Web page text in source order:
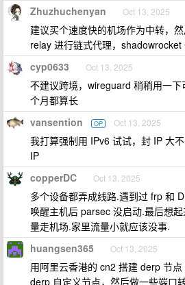
Zhuzhuchenyan Oct 13, 2025
建议买个速度快的机场作为中转，
relay 进行链式代理，shadowrocket
cyp0633 Oct 13, 2025
不建议跨境，wireguard 稍稍用一
个月都算长
vansention OP Oct 13, 2025
我打算强制用 IPv6 试试，封 IP 大
IP
copperDC Oct 13, 2025
多个设备都弄成线路.遇到过 frp 和
唤醒主机后 parsec 没启动.最后想
量走机场.家里流量小就应该没事.
huangsen365 Oct 13, 2025
用阿里云香港的 cn2 搭建 derp 节
derp 自定义节点，然后做一些端口